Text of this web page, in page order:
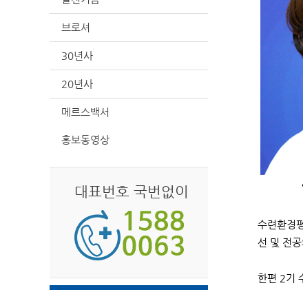
브로셔
30년사
20년사
메르스백서
홍보동영상
대표번호 국번없이
수련환경
선 및 전
한편 2기